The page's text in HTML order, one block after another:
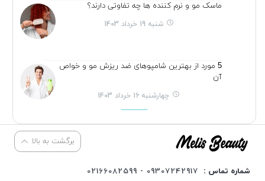
ماسک مو و نرم کننده ها چه تفاوتی دارند؟
شنبه 19 خرداد 1403
5 مورد از بهترین شامپوهای ضد ریزش مو و خواص
آن
چهارشنبه 16 خرداد 1403
برگشت به بالا
شماره تماس :
09307242917 - 02166082599